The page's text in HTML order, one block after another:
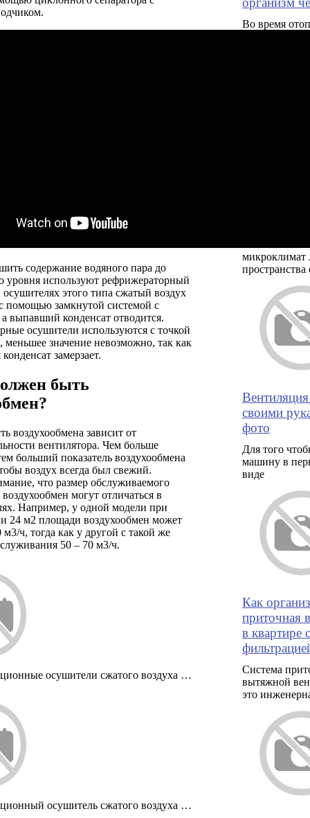
содержание водяного пара до
уровня используют рефрижераторный
этого типа сжатый воздух
помощью замкнутой системой с
выпавший конденсат отводится.
осушители используются с точкой
меньшее значение невозможно, так как
замерзает.
быть
воздухообмена зависит от
вентилятора. Чем больше
больший показатель воздухообмена
воздух всегда был свежий.
что размер обслуживаемого
могут отличаться в
Например, у одной модели при
24 м2 площади воздухообмен может
м3/ч, тогда как у другой с такой же
50 – 70 м3/ч.
осушители сжатого воздуха …
осушитель сжатого воздуха …
Во время
микроклимат
пространства
своими
фото
Для того
машину в
виде
Как
приточная
в квартире с
Система
вытяжной
это